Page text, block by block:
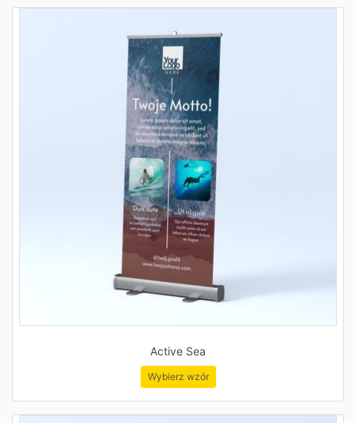
Active Sea
Wybierz wzór